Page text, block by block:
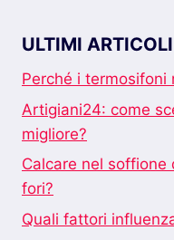
ULTIMI ARTICOLI
Perché i termosifoni
Artigiani24: come
migliore?
Calcare nel soffione
fori?
Quali fattori